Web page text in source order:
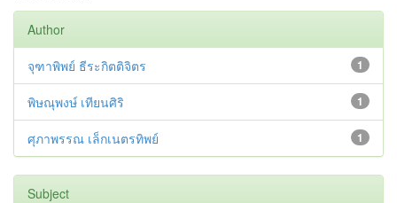
Author
1
จุฑาพิพย์ ธีระกิตติจิตร
1
พิษณุพงษ์ เทียนศิริ
1
ศุภาพรรณ เล็กเนตรทิพย์
Subject